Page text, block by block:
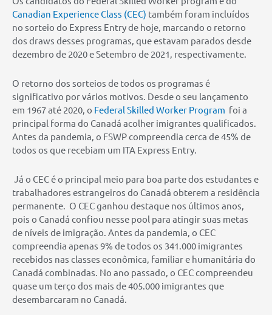
Canadian Experience Class (CEC) também foram incluídos
no sorteio do Express Entry de hoje, marcando o retorno
dos draws desses programas, que estavam parados desde
dezembro de 2020 e Setembro de 2021, respectivamente.
O retorno dos sorteios de todos os programas é
significativo por vários motivos. Desde o seu lançamento
em 1967 até 2020, o Federal Skilled Worker Program foi a
principal forma do Canadá acolher imigrantes qualificados.
Antes da pandemia, o FSWP compreendia cerca de 45% de
todos os que recebiam um ITA Express Entry.
Já o CEC é o principal meio para boa parte dos estudantes e
trabalhadores estrangeiros do Canadá obterem a residência
permanente. O CEC ganhou destaque nos últimos anos,
pois o Canadá confiou nesse pool para atingir suas metas
de níveis de imigração. Antes da pandemia, o CEC
compreendia apenas 9% de todos os 341.000 imigrantes
recebidos nas classes econômica, familiar e humanitária do
Canadá combinadas. No ano passado, o CEC compreendeu
quase um terço dos mais de 405.000 imigrantes que
desembarcaram no Canadá.